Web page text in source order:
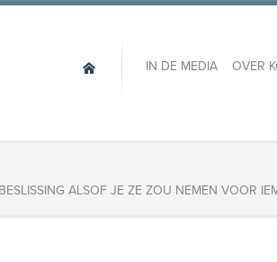
IN DE MEDIA OVER
ALSOF JE ZE ZOU NEMEN VOOR